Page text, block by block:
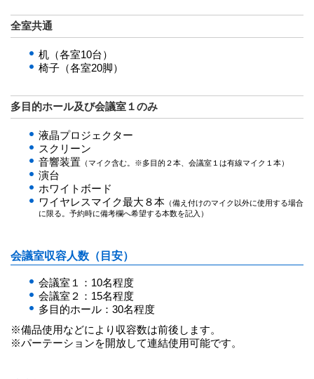
全室共通
机（各室10台）
椅子（各室20脚）
多目的ホール及び会議室１のみ
液晶プロジェクター
スクリーン
音響装置 （マイク含む。※多目的２本、会議室１は有線マイク１本）
演台
ホワイトボード
ワイヤレスマイク最大８本 （備え付けのマイク以外に使用する場合
に限る。予約時に備考欄へ希望する本数を記入）
会議室収容人数（目安）
会議室１：10名程度
会議室２：15名程度
多目的ホール：30名程度
※備品使用などにより収容数は前後します。
※パーテーションを開放して連結使用可能です。